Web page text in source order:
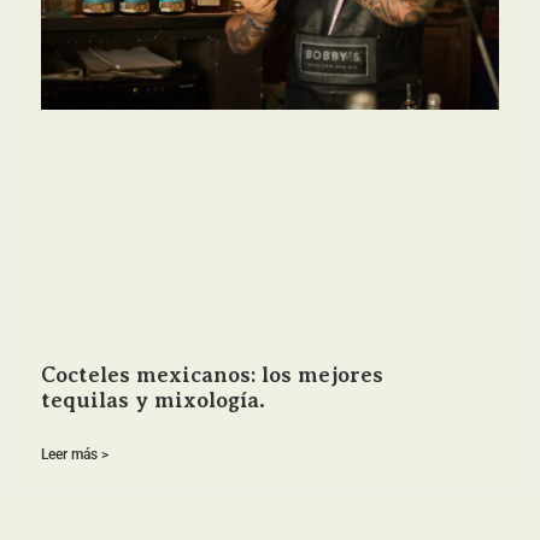
Cocteles mexicanos: los mejores
tequilas y mixología.
Leer más >